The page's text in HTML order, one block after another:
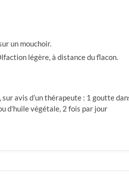
un mouchoir.
légère, à distance du flacon.
avis d’un thérapeute : 1 goutte
d’huile végétale, 2 fois par jour